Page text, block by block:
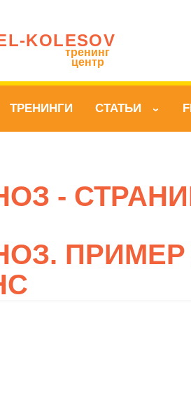
тренинг
центр
ТРЕНИНГИ СТАТЬИ ›
-